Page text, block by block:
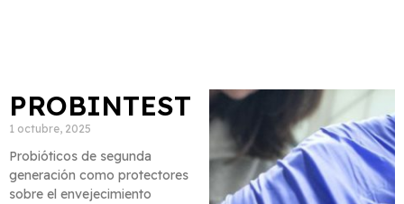
PROBINTEST
1 octubre, 2025
Probióticos de segunda
generación como protectores
sobre el envejecimiento